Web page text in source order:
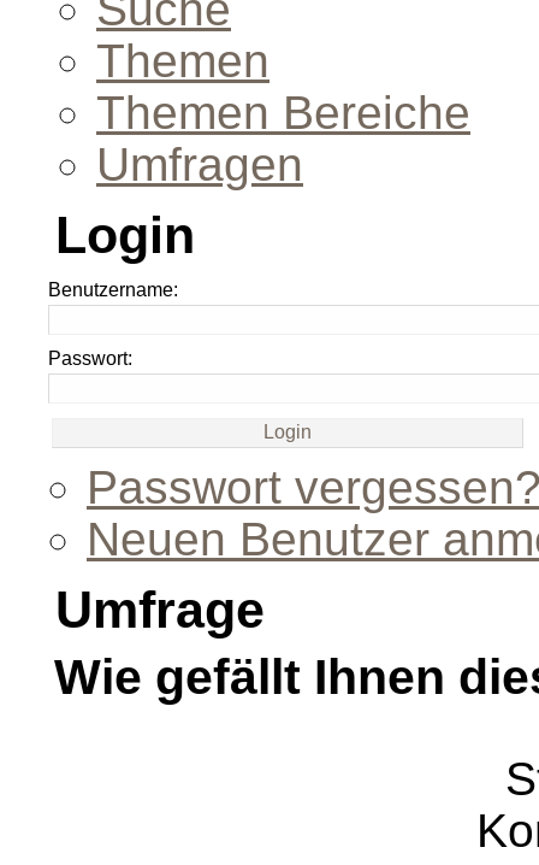
Themen
Themen Bereiche
Umfragen
Login
Benutzername:
Passwort:
Passwort
Neuen Benutzer
Umfrage
Wie gefällt Ihnen